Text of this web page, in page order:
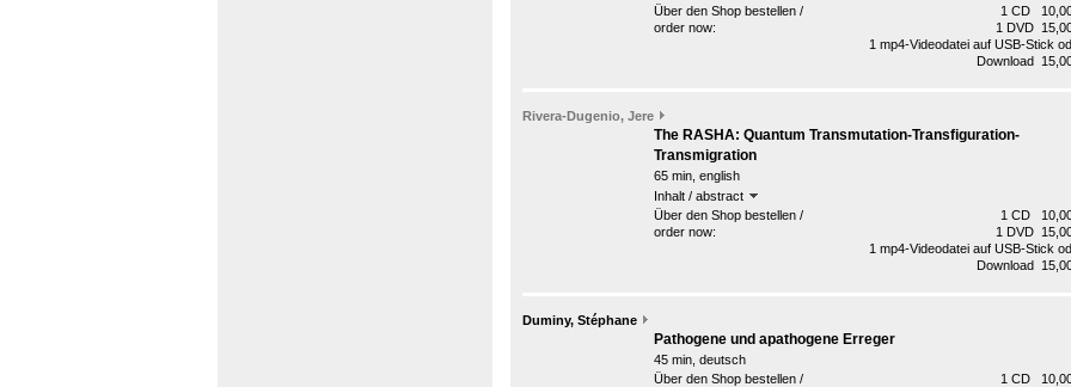
Über den Shop bestellen /
order now:
1 CD
1 DVD
1 mp4-Videodatei auf USB-Stick
Download
Rivera-Dugenio, Jere
The RASHA: Quantum Transmutation-Transfiguration-
Transmigration
65 min, english
Inhalt / abstract
Über den Shop bestellen /
order now:
1 CD
1 DVD
1 mp4-Videodatei auf USB-Stick
Download
Duminy, Stéphane
Pathogene und apathogene Erreger
45 min, deutsch
Über den Shop bestellen /
1 CD